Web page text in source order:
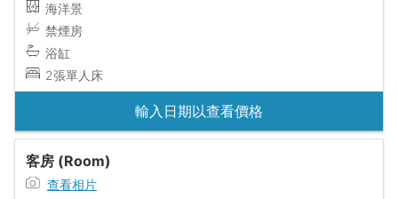
海洋景
禁煙房
浴缸
2張單人床
輸入日期以查看價格
客房 (Room)
查看相片